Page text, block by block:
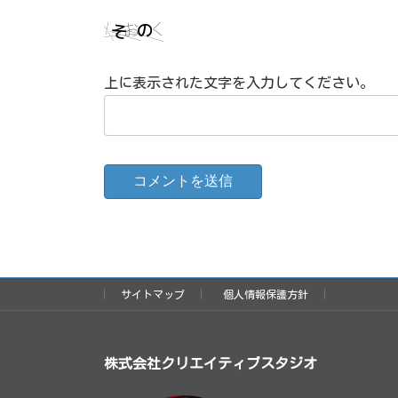
上に表示された文字を入力してください。
サイトマップ 個人情報保護方針
株式会社クリエイティブスタジオ